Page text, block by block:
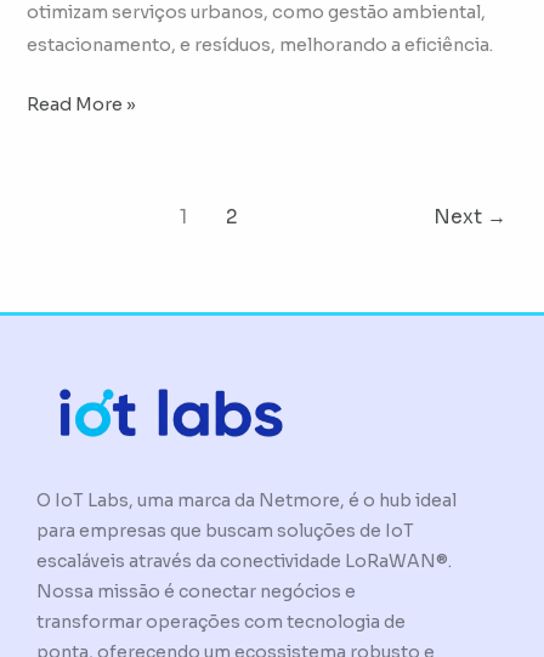
otimizam serviços urbanos, como gestão ambiental,
estacionamento, e resíduos, melhorando a eficiência.
Read More »
1 2 Next →
O IoT Labs, uma marca da Netmore, é o hub ideal
para empresas que buscam soluções de IoT
escaláveis através da conectividade LoRaWAN®.
Nossa missão é conectar negócios e
transformar operações com tecnologia de
ponta, oferecendo um ecossistema robusto e